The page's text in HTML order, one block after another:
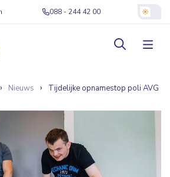
088 - 244 42 00
Nieuws Tijdelijke opnamestop poli AVG